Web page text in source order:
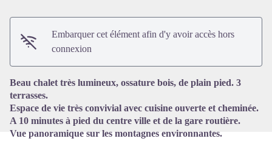
Voir l'image en plein écran
Embarquer cet élément afin d'y avoir accès hors
connexion
Beau chalet très lumineux, ossature bois, de plain pied. 3
terrasses.
Espace de vie très convivial avec cuisine ouverte et cheminée.
A 10 minutes à pied du centre ville et de la gare routière.
Vue panoramique sur les montagnes environnantes.